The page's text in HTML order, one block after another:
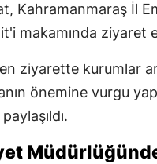
Kahramanmaraş İl
makamında ziyaret
ziyarette kurumlar
önemine vurgu